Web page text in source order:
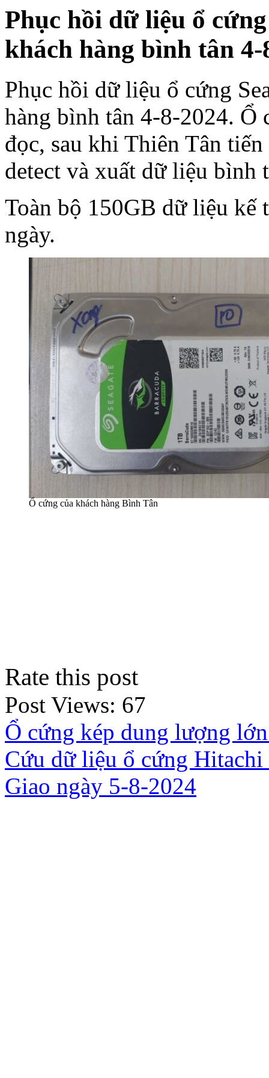
Phục hồi dữ liệu ổ
khách hàng bình tân 4-
Phục hồi dữ liệu ổ cứng
hàng bình tân 4-8-2024. Ổ
đọc, sau khi Thiên Tân
detect và xuất dữ liệu bình
Toàn bộ 150GB dữ liệu kế
ngày.
Ổ cứng của khách hàng Bình Tân
Rate this post
Post Views: 67
Ổ cứng kép dung lượng
Cứu dữ liệu ổ cứng
Giao ngày 5-8-2024